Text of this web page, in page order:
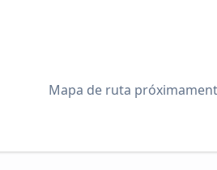
Mapa de ruta